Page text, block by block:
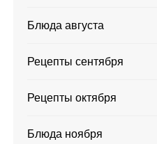
Блюда августа
Рецепты сентября
Рецепты октября
Блюда ноября